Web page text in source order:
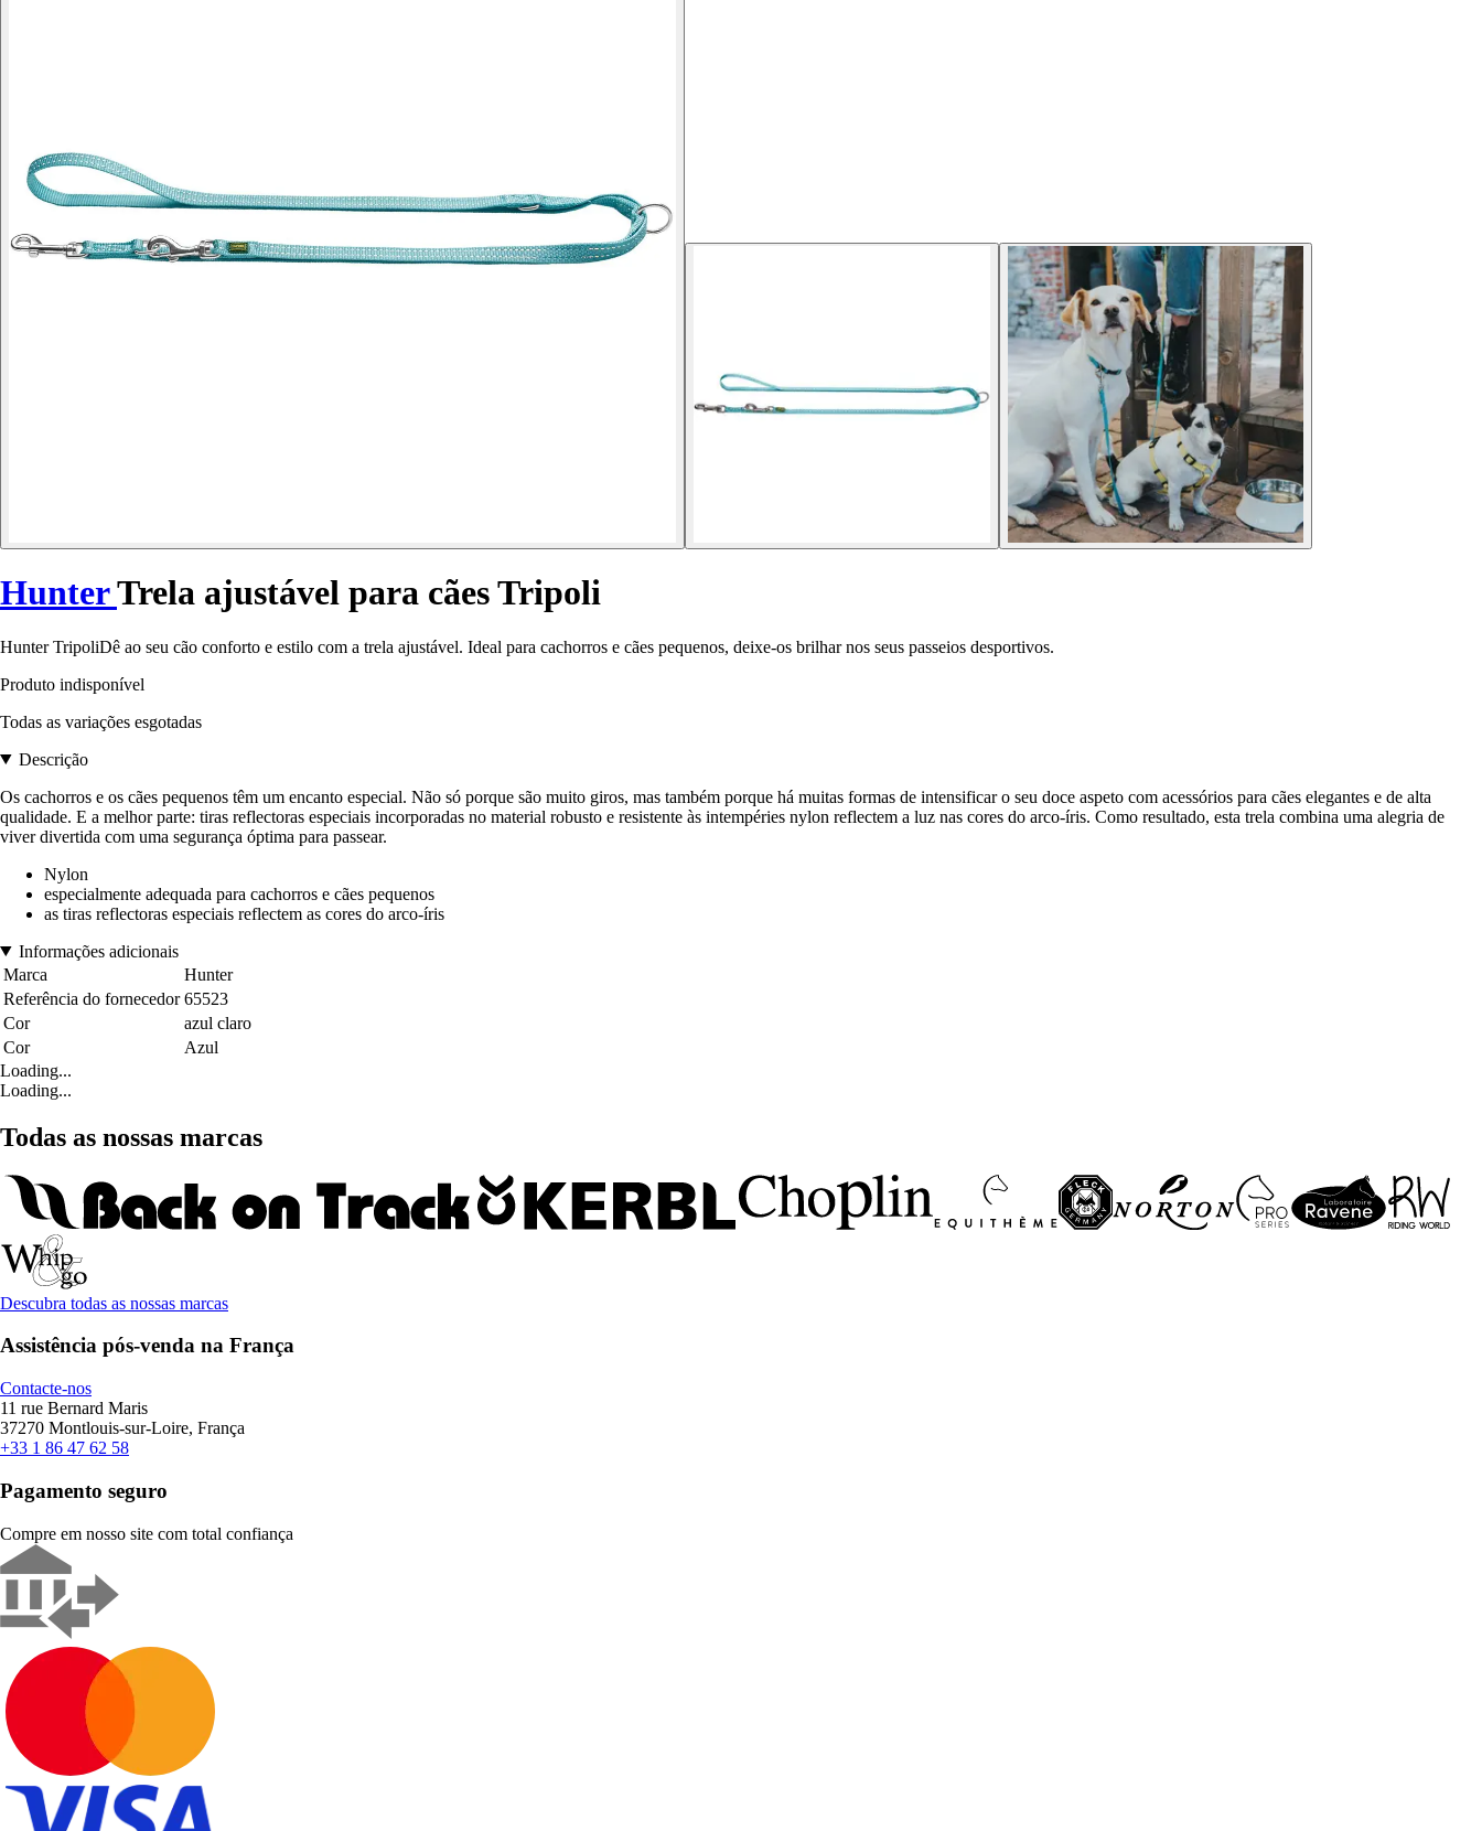
HunterTrela ajustável para cães Tripoli
Hunter TripoliDê ao seu cão conforto e estilo com a trela ajustável. Ideal para cachorros e cães pequenos, deixe-os brilhar nos seus passeios desportivos.
Produto indisponível
Todas as variações esgotadas
Descrição
Os cachorros e os cães pequenos têm um encanto especial. Não só porque são muito giros, mas também porque há muitas formas de intensificar o seu doce aspeto com acessórios para cães elegantes e de alta
qualidade. E a melhor parte: tiras reflectoras especiais incorporadas no material robusto e resistente às intempéries nylon reflectem a luz nas cores do arco-íris. Como resultado, esta trela combina uma alegria de
viver divertida com uma segurança óptima para passear.
Nylon
especialmente adequada para cachorros e cães pequenos
as tiras reflectoras especiais reflectem as cores do arco-íris
Informações adicionais
Marca
Hunter
Referência do fornecedor 65523
Cor
azul claro
Cor
Azul
Loading...
Loading...
Todas as nossas marcas
Descubra todas as nossas marcas
Assistência pós-venda na França
Contacte-nos
11 rue Bernard Maris
37270 Montlouis-sur-Loire, França
+33 1 86 47 62 58
Pagamento seguro
Compre em nosso site com total confiança